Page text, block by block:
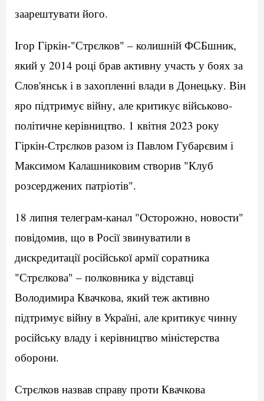
заарештувати його.
Ігор Гіркін-"Стрєлков" – колишній ФСБшник,
який у 2014 році брав активну участь у боях за
Слов'янськ і в захопленні влади в Донецьку. Він
яро підтримує війну, але критикує військово-
політичне керівництво. 1 квітня 2023 року
Гіркін-Стрєлков разом із Павлом Губарєвим і
Максимом Калашниковим створив "Клуб
розсерджених патріотів".
18 липня телеграм-канал "Осторожно, новости"
повідомив, що в Росії звинуватили в
дискредитації російської армії соратника
"Стрєлкова" – полковника у відставці
Володимира Квачкова, який теж активно
підтримує війну в Україні, але критикує чинну
російську владу і керівництво міністерства
оборони.
Стрєлков назвав справу проти Квачкова